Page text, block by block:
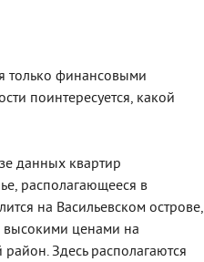
только финансовыми
поинтересуется, какой
данных квартир
располагающееся в
на Васильевском острове,
высокими ценами на
Здесь располагаются